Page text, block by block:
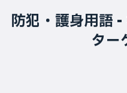
防犯・護身用語
ター